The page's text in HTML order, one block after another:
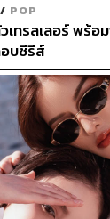
/ POP
วเทรลเลอร์ พร้
บซีรีส์